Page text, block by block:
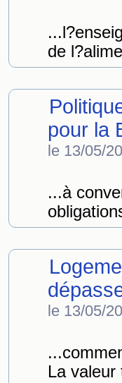
de
pour la
le 13/05/
...à
le 13/05/
La